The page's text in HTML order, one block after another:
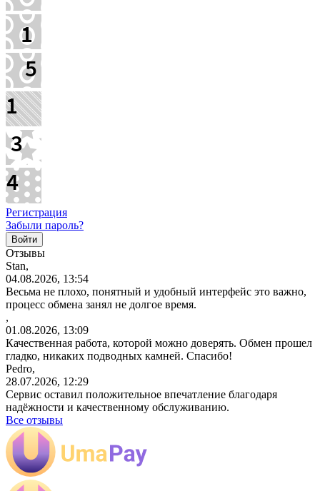
Регистрация
Забыли пароль?
Отзывы
Stan,
04.08.2026, 13:54
Весьма не плохо, понятный и удобный интерфейс это важно,
процесс обмена занял не долгое время.
,
01.08.2026, 13:09
Качественная работа, которой можно доверять. Обмен прошел
гладко, никаких подводных камней. Спасибо!
Pedro,
28.07.2026, 12:29
Сервис оставил положительное впечатление благодаря
надёжности и качественному обслуживанию.
Все отзывы